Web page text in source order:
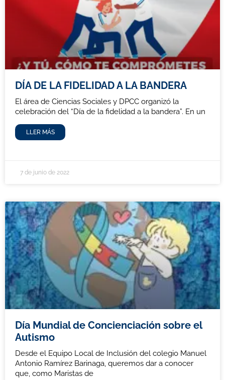
DÍA DE LA FIDELIDAD A LA BANDERA
El área de Ciencias Sociales y DPCC organizó la
celebración del “Día de la fidelidad a la bandera”. En un
LLER MÁS
7 de junio de 2022
Día Mundial de Concienciación sobre el
Autismo
Desde el Equipo Local de Inclusión del colegio Manuel
Antonio Ramírez Barinaga, queremos dar a conocer
que, como Maristas de